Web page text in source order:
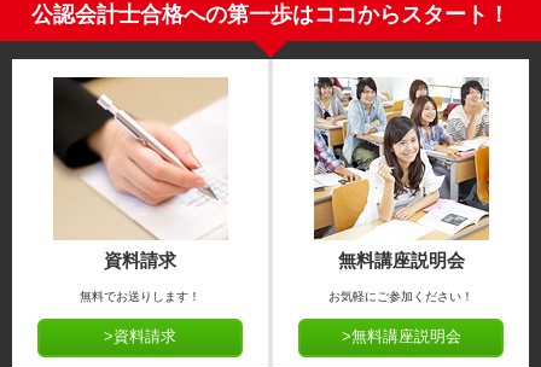
公認会計士合格への第一歩はココからスタート！
資料請求
無料でお送りします！
>資料請求
無料講座説明会
お気軽にご参加ください！
>無料講座説明会